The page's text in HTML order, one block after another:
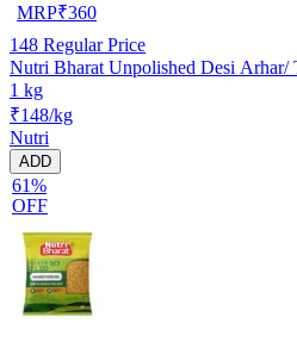
MRP₹360
148 Regular Price
Nutri Bharat Unpolished Desi Arhar/
1 kg
₹148/kg
Nutri
ADD
61%
OFF